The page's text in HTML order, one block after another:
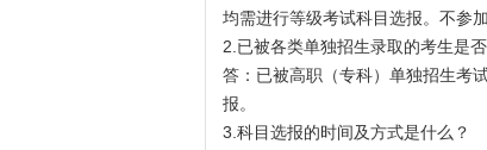
均需进行等级考试科目选报。不参
2.已被各类单独招生录取的考生是
答：已被高职（专科）单独招生考
报。
3.科目选报的时间及方式是什么？